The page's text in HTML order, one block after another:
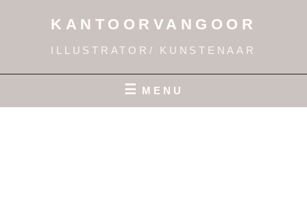
KANTOORVANGOOR
ILLUSTRATOR/ KUNSTENAAR
MENU